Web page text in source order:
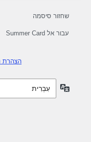
שחזור סיסמה
עבור אל Summer Card
הצהרת
שפה